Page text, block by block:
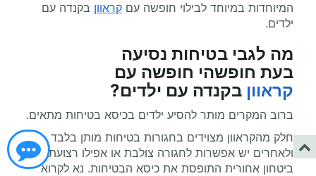
המיוחדות במיוחד לבילוי חופשה עם קראוון בקנדה עם
ילדים.
מה לגבי בטיחות נסיעה
בעת חופשהי חופשה עם
קראוון בקנדה עם ילדים?
ברוב המקרים מותר להסיע ילדים בכיסא בטיחות מתאים.
חלק מהקראוון מצוידים בחגורות בטיחות מותן בלבד
ולאחרים יש אפשרות לחגורה צולבת או אפילו רצועת
ביטחון אחורית התופסת את כיסא הבטיחות. נא לקרוא